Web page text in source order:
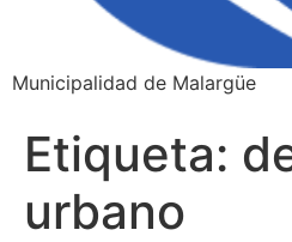
Municipalidad de Malargüe
Etiqueta:
urbano